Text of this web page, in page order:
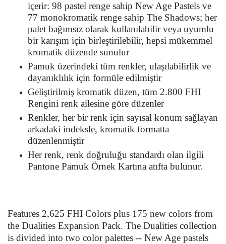
içerir: 98 pastel renge sahip New Age Pastels ve
77 monokromatik renge sahip The Shadows; her
palet bağımsız olarak kullanılabilir veya uyumlu
bir karışım için birleştirilebilir, hepsi mükemmel
kromatik düzende sunulur
Pamuk üzerindeki tüm renkler, ulaşılabilirlik ve
dayanıklılık için formüle edilmiştir
Geliştirilmiş kromatik düzen, tüm 2.800 FHI
Rengini renk ailesine göre düzenler
Renkler, her bir renk için sayısal konum sağlayan
arkadaki indeksle, kromatik formatta
düzenlenmiştir
Her renk, renk doğruluğu standardı olan ilgili
Pantone Pamuk Örnek Kartına atıfta bulunur.
Features 2,625 FHI Colors plus 175 new colors from
the Dualities Expansion Pack. The Dualities collection
is divided into two color palettes -- New Age pastels